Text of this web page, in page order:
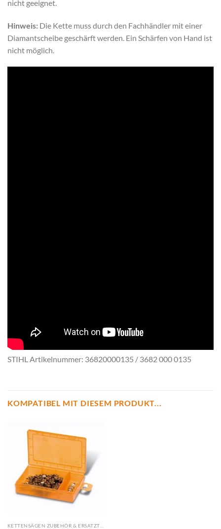
nicht geeignet.
Hinweis: Die Kette muss durch den Fachhändler mit einer
Diamantscheibe geschärft werden. Ein Schärfen von Hand ist
nicht möglich.
STIHL Artikelnummer: 36820000135 / 3682 000 0135
KOMPATIBEL MIT DIESEM PRODUKT...